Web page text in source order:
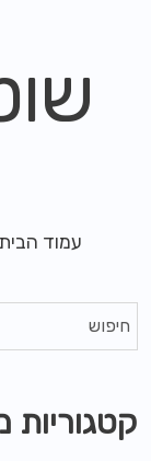
עמוד הבית
קטגוריות